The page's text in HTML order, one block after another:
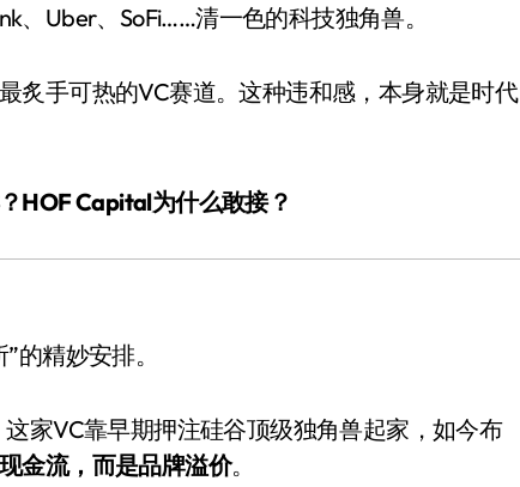
、Uber、SoFi……清一色的科技独角兽。
炙手可热的VC赛道。这种违和感，本身就是时代
HOF Capital为什么敢接？
的精妙安排。
家VC靠早期押注硅谷顶级独角兽起家，如今布
金流，而是品牌溢价。
追觅清洁电器全球累计出